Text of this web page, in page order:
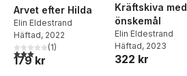
Arvet efter Hilda
Elin Eldestrand
Häftad, 2022
3,0utav 5 stjärnor. Totalt antal röster:
(1)
179 kr
Kräftskiva med
önskemål
Elin Eldestrand
Häftad, 2023
322 kr